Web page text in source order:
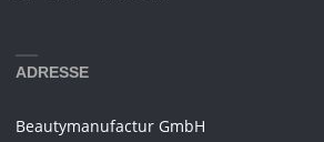
ADRESSE
Beautymanufactur GmbH